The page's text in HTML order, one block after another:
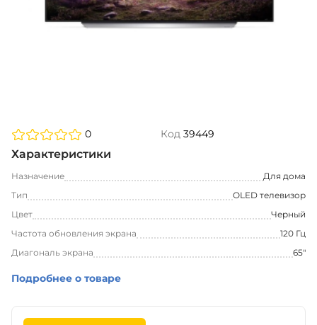
0 Код 39449
Характеристики
Назначение
Для дома
Тип
OLED телевизор
Цвет
Черный
Частота обновления экрана
120 Гц
Диагональ экрана
65"
Подробнее о товаре